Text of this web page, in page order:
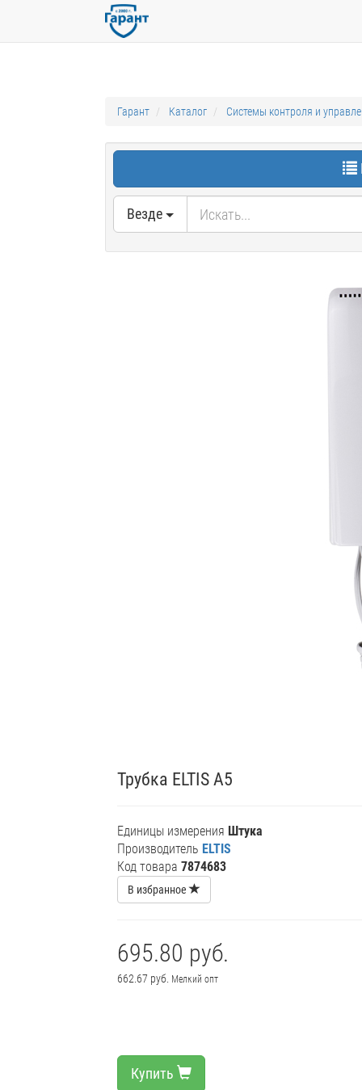
Гарант Каталог Системы контроля и
Везде
Трубка ELTIS А5
Единицы измерения Штука
Производитель ELTIS
Код товара 7874683
В избранное
695.80 руб.
662.67 руб. Мелкий опт
Купить